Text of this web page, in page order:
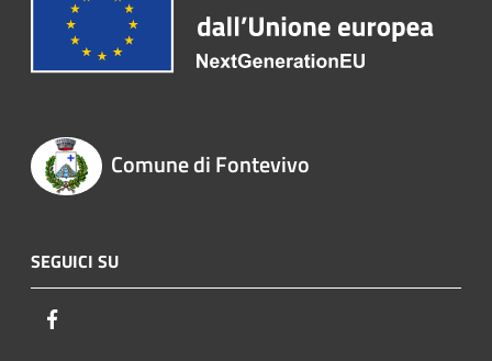
Comune di Fontevivo
SEGUICI SU